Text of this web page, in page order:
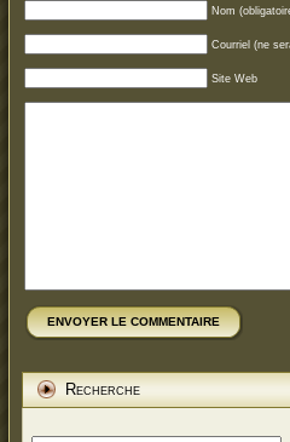
Nom
Courriel (ne
Site Web
ENVOYER LE COMMENTAIRE
Recherche